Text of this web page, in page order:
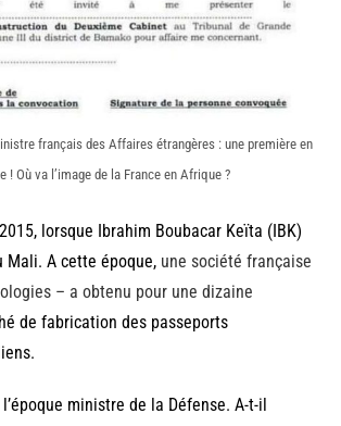
français des Affaires étrangères : une première en
! Où va l’image de la France en Afrique ?
lorsque Ibrahim Boubacar Keïta (IBK)
A cette époque, une société française
– a obtenu pour une dizaine
de fabrication des passeports
ministre de la Défense. A-t-il